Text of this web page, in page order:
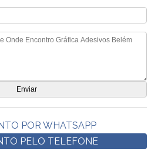
POR WHATSAPP
PELO TELEFONE